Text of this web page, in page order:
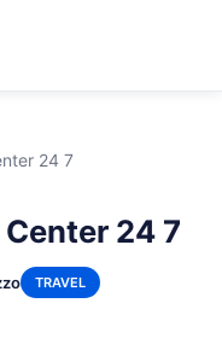
24 7
24 7
TRAVEL